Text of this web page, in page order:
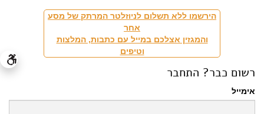
הירשמו ללא תשלום לניוזלטר המרתק של מסע
אחר
והמגזין אצלכם במייל עם כתבות, המלצות
וטיפים
רשום כבר? התחבר
אימייל